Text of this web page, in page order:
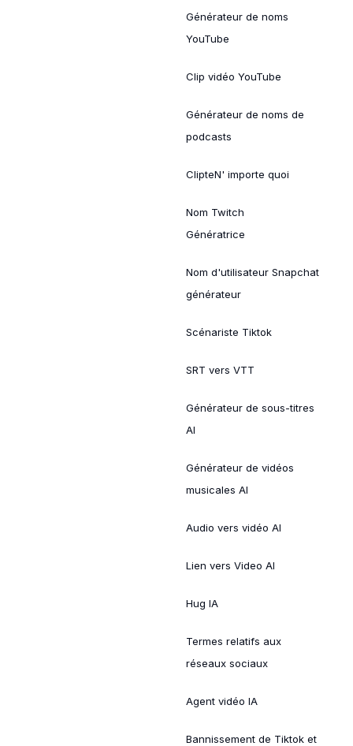
Générateur de noms
YouTube
Clip vidéo YouTube
Générateur de noms de
podcasts
ClipteN' importe quoi
Nom Twitch
Génératrice
Nom d'utilisateur Snapchat
générateur
Scénariste Tiktok
SRT vers VTT
Générateur de sous-titres
AI
Générateur de vidéos
musicales AI
Audio vers vidéo AI
Lien vers Video AI
Hug IA
Termes relatifs aux
réseaux sociaux
Agent vidéo IA
Bannissement de Tiktok et